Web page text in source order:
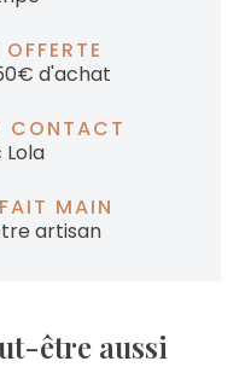
d'achat
CONTACT
MAIN
artisan
être aussi